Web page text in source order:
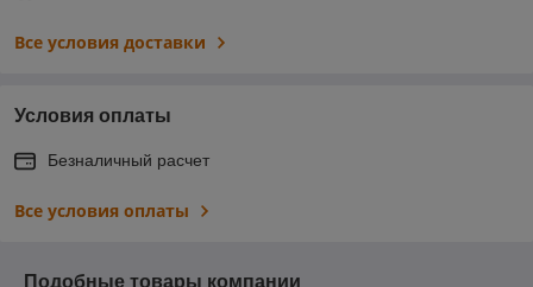
Все условия доставки
Условия оплаты
Безналичный расчет
Все условия оплаты
Подобные товары компании